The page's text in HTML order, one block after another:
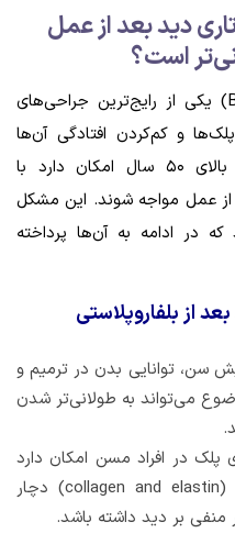
سال: چرا تاری دید بعد از عمل
است؟
عمل بلفاروپلاستی (Blepharoplasty) یکی از رایج‌ترین جراحی‌های
و کم‌کردن افتادگی آن‌ها
انجام می‌شود. بااین‌حال، بیماران بالای ۵۰ سال امکان دارد با
عمل مواجه شوند. این مشکل
در ادامه به آن‌ها پرداخته
از بلفاروپلاستی
سن، توانایی بدن در ترمیم و
می‌تواند به طولانی‌تر شدن
پلک در افراد مسن امکان دارد
به دلیل کم‌شدن کلاژن و الاستین (collagen and elastin) دچار
منفی بر دید داشته باشد.